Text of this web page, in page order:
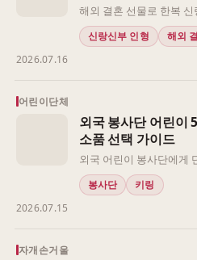
해외 결혼 선물로 한복 신
인가”보다 먼저 “포장을
있는가”를 보시는 편이
신랑신부 인형 해외
2026.07.16
어린이단체
외국 봉사단 어린이
소품 선택 가이드
외국 어린이 봉사단에게
인가’보다 먼저 ‘아이들
동 중에 부담 없이 챙길 수
봉사단 키링
2026.07.15
자개손거울